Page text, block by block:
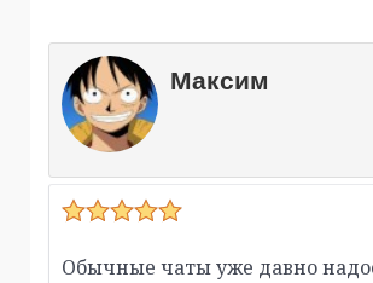
Максим
Обычные чаты уже давно